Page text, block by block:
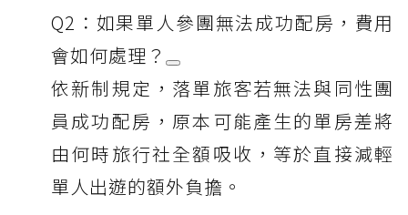
Q2：如果單人參團無法成功配房，費用
會如何處理？
依新制規定，落單旅客若無法與同性團
員成功配房，原本可能產生的單房差將
由何時旅行社全額吸收，等於直接減輕
單人出遊的額外負擔。